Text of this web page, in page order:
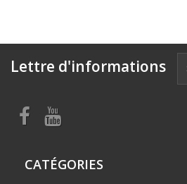
Lettre d'informations
CATÉGORIES